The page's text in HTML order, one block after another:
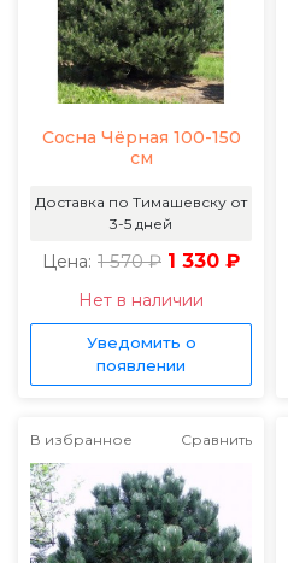
Сосна Чёрная 100-150
см
Доставка по Тимашевску от
3-5 дней
Цена: 1 570 ₽ 1 330 ₽
Нет в наличии
Уведомить о
появлении
В избранное Сравнить